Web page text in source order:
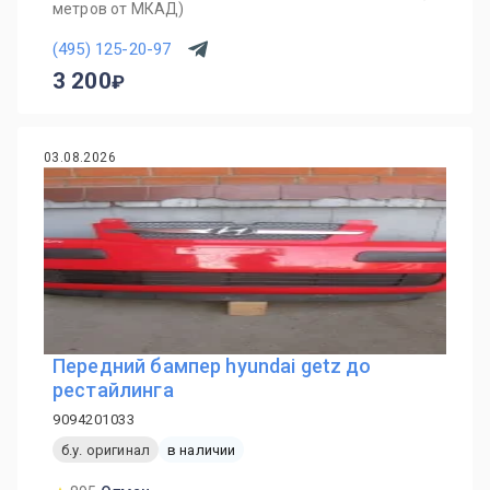
метров от МКАД)
(495) 125-20-97
3 200
03.08.2026
Передний бампер hyundai getz до
рестайлинга
9094201033
б.у. оригинал
в наличии